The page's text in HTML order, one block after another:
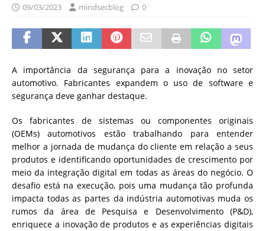
09/03/2023 mindsecblog 0
A importância da segurança para a inovação no setor
automotivo. Fabricantes expandem o uso de software e
segurança deve ganhar destaque.
Os fabricantes de sistemas ou componentes originais
(OEMs) automotivos estão trabalhando para entender
melhor a jornada de mudança do cliente em relação a seus
produtos e identificando oportunidades de crescimento por
meio da integração digital em todas as áreas do negócio. O
desafio está na execução, pois uma mudança tão profunda
impacta todas as partes da indústria automotivas muda os
rumos da área de Pesquisa e Desenvolvimento (P&D),
enriquece a inovação de produtos e as experiências digitais